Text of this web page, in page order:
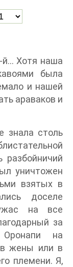
й… Хотя наша
была
и нашей
араваков и
знала столь
уничтожен
взятых в
доселе
на все
за
на
в жены или в
племени. Я,